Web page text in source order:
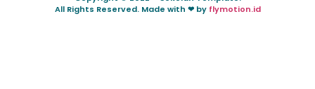
All Rights Reserved. Made with ❤ by flymotion.id